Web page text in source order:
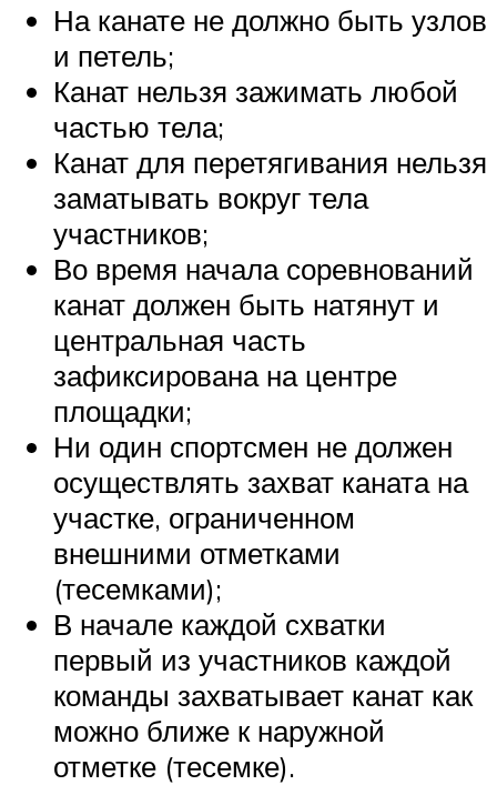
На канате не должно быть узлов
и петель;
Канат нельзя зажимать любой
частью тела;
Канат для перетягивания нельзя
заматывать вокруг тела
участников;
Во время начала соревнований
канат должен быть натянут и
центральная часть
зафиксирована на центре
площадки;
Ни один спортсмен не должен
осуществлять захват каната на
участке, ограниченном
внешними отметками
(тесемками);
В начале каждой схватки
первый из участников каждой
команды захватывает канат как
можно ближе к наружной
отметке (тесемке).